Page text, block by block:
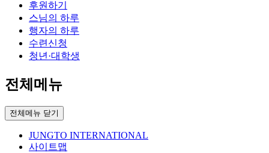
후원하기
스님의 하루
행자의 하루
수련신청
청년·대학생
전체메뉴
전체메뉴 닫기
JUNGTO INTERNATIONAL
사이트맵